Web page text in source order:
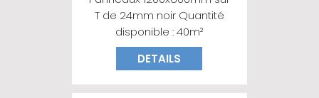
T de 24mm noir Quantité
disponible : 40m²
DETAILS